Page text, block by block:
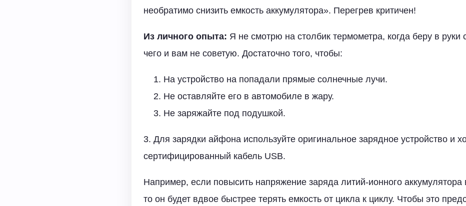
необратимо снизить емкость аккумулятора». Перегрев критичен!
Из личного опыта: Я не смотрю на столбик термометра, когда беру в руки
чего и вам не советую. Достаточно того, чтобы:
На устройство на попадали прямые солнечные лучи.
Не оставляйте его в автомобиле в жару.
Не заряжайте под подушкой.
3. Для зарядки айфона используйте оригинальное зарядное устройство и
сертифицированный кабель USB.
Например, если повысить напряжение заряда литий-ионного аккумулятора
то он будет вдвое быстрее терять емкость от цикла к циклу. Чтобы это